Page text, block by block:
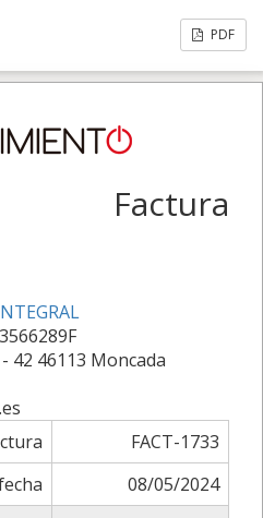
PDF
Factura
42 46113 Moncada
FACT-1733
08/05/2024